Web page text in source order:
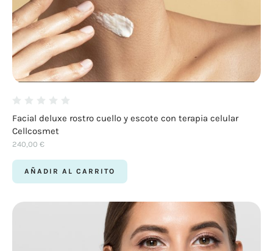
Facial deluxe rostro cuello y escote con terapia celular
Cellcosmet
240,00 €
AÑADIR AL CARRITO